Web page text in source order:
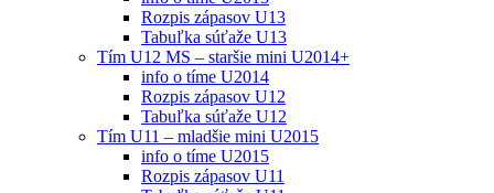
Rozpis zápasov U13
Tabuľka súťaže U13
Tím U12 MS – staršie mini U2014+
info o tíme U2014
Rozpis zápasov U12
Tabuľka súťaže U12
Tím U11 – mladšie mini U2015
info o tíme U2015
Rozpis zápasov U11